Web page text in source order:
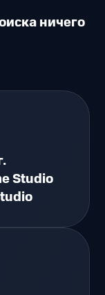
ничего
Studio